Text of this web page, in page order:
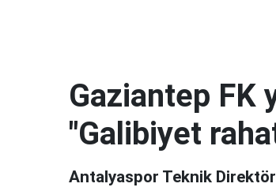
Gaziantep FK
"Galibiyet
Antalyaspor Teknik